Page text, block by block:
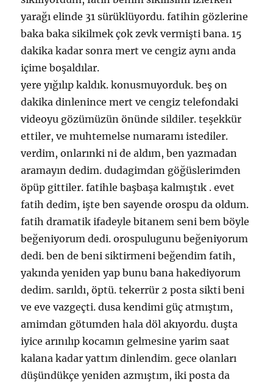
yarağı elinde 31 sürüklüyordu. fatihin gözlerine
baka baka sikilmek çok zevk vermişti bana. 15
dakika kadar sonra mert ve cengiz aynı anda
içime boşaldılar.
yere yığılıp kaldık. konusmuyorduk. beş on
dakika dinlenince mert ve cengiz telefondaki
videoyu gözümüzün önünde sildiler. teşekkür
ettiler, ve muhtemelse numaramı istediler.
verdim, onlarınki ni de aldım, ben yazmadan
aramayın dedim. dudagimdan göğüslerimden
öpüp gittiler. fatihle başbaşa kalmıştık . evet
fatih dedim, işte ben sayende orospu da oldum.
fatih dramatik ifadeyle bitanem seni bem böyle
beğeniyorum dedi. orospulugunu beğeniyorum
dedi. ben de beni siktirmeni beğendim fatih,
yakında yeniden yap bunu bana hakediyorum
dedim. sarıldı, öptü. tekerrür 2 posta sikti beni
ve eve vazgeçti. dusa kendimi güç atmıştım,
amimdan götumden hala döl akıyordu. duşta
iyice arınılıp kocamın gelmesine yarim saat
kalana kadar yattım dinlendim. gece olanları
düşündükçe yeniden azmıştım, iki posta da